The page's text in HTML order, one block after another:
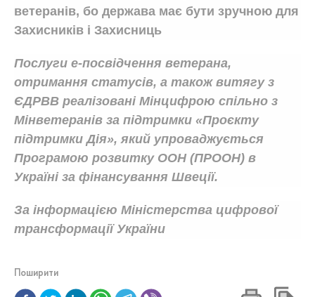
ветеранів, бо держава має бути зручною для
Захисників і Захисниць
Послуги е-посвідчення ветерана,
отримання статусів, а також витягу з
ЄДРВВ реалізовані Мінцифрою спільно з
Мінветеранів за підтримки «Проєкту
підтримки Дія», який упроваджується
Програмою розвитку ООН (ПРООН) в
Україні за фінансування Швеції.
За інформацією Міністерства цифрової
трансформації України
Поширити